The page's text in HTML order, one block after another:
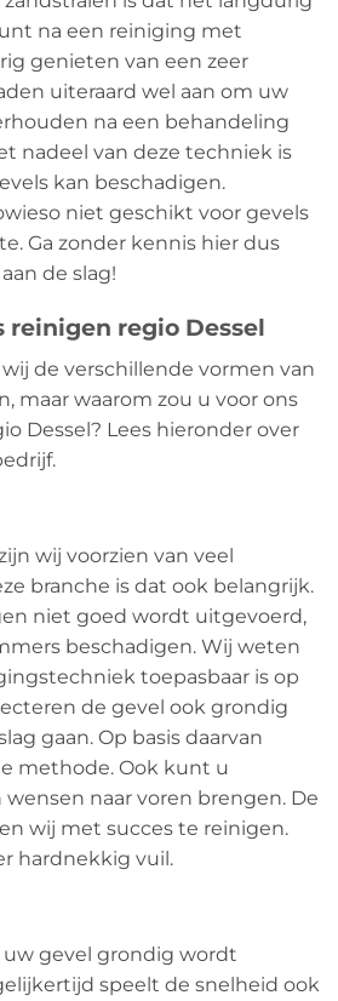
na een reiniging met
genieten van een zeer
uiteraard wel aan om uw
na een behandeling
nadeel van deze techniek is
kan beschadigen.
niet geschikt voor gevels
Ga zonder kennis hier dus
de slag!
reinigen regio Dessel
de verschillende vormen van
maar waarom zou u voor ons
Dessel? Lees hieronder over
wij voorzien van veel
branche is dat ook belangrijk.
niet goed wordt uitgevoerd,
beschadigen. Wij weten
toepasbaar is op
de gevel ook grondig
gaan. Op basis daarvan
methode. Ook kunt u
naar voren brengen. De
wij met succes te reinigen.
hardnekkig vuil.
gevel grondig wordt
speelt de snelheid ook